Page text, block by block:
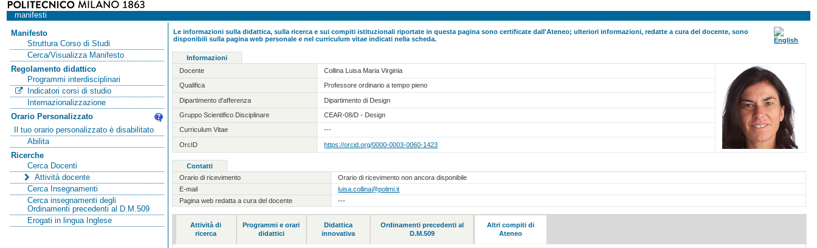
manifesti
Manifesto
Struttura Corso di Studi
Cerca/Visualizza Manifesto
Regolamento didattico
Programmi interdisciplinari
Indicatori corsi di studio
Internazionalizzazione
Orario Personalizzato
Il tuo orario personalizzato è disabilitato
Abilita
Ricerche
Cerca Docenti
Attività docente
Cerca Insegnamenti
Cerca insegnamenti degli
Ordinamenti precedenti al D.M.509
Erogati in lingua Inglese
Le informazioni sulla didattica, sulla ricerca e sui compiti istituzionali riportate in questa pagina sono certificate dall'Ateneo; ulteriori informazioni, redatte a cura del docente, sono
disponibili sulla pagina web personale e nel curriculum vitae indicati nella scheda.
Informazioni
Docente
Collina Luisa Maria Virginia
Qualifica
Professore ordinario a tempo pieno
Dipartimento d'afferenza
Dipartimento di Design
Gruppo Scientifico Disciplinare
CEAR-08/D - Design
Curriculum Vitae
---
OrcID https://orcid.org/0000-0003-0060-1423
Contatti
Orario di ricevimento
Orario di ricevimento non ancora disponibile
E-mail
luisa.collina@polimi.it
Pagina web redatta a cura del docente
---
Attività di
ricerca
Programmi e orari
didattici
Didattica
innovativa
Ordinamenti precedenti al
D.M.509
Altri compiti di
Ateneo